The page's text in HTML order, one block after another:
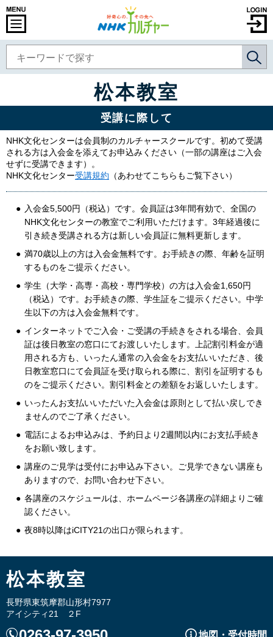
松本教室
受講に際して
NHK文化センターは会員制のカルチャースクールです。初めて受講
される方は入会金を添えてお申込みください（一部の講座はご入会
せずに受講できます）。
NHK文化センター受講規約 （あわせてこちらもご覧下さい）
入会金5,500円（税込）です。会員証は3年間有効で、全国の
NHK文化センターの教室でご利用いただけます。3年経過後に
引き続き受講される方は新しい会員証に無料更新します。
満70歳以上の方は入会金無料です。お手続きの際、年齢を証明
するものをご提示ください。
学生（大学・高専・高校・専門学校）の方は入会金1,650円
（税込）です。お手続きの際、学生証をご提示ください。中学
生以下の方は入会金無料です。
インターネットでご入会・ご受講の手続きをされる場合、会員
証は後日教室の窓口にてお渡しいたします。上記割引料金が適
用される方も、いったん通常の入会金をお支払いいただき、後
日教室窓口にて会員証を受け取られる際に、割引を証明するも
のをご提示ください。割引料金との差額をお返しいたします。
いったんお支払いいただいた入会金は原則として払い戻しでき
ませんのでご了承ください。
電話によるお申込みは、予約日より2週間以内にお支払手続き
をお願い致します。
講座のご見学は受付にお申込み下さい。ご見学できない講座も
ありますので、お問い合わせ下さい。
各講座のスケジュールは、ホームページ各講座の詳細よりご確
認ください。
夜8時以降はiCITY21の出口が限られます。
松本教室
長野県東筑摩郡山形村7977
アイシティ21 ２F
地図・受付時間